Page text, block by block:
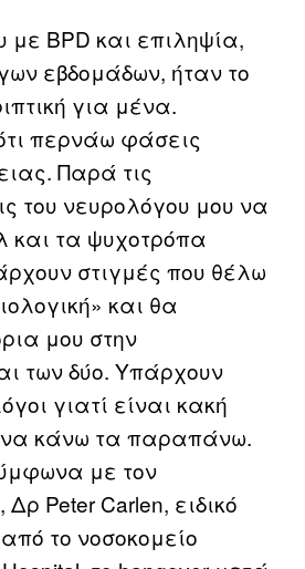
με BPD και επιληψία,
εβδομάδων, ήταν το
για μένα.
περνάω φάσεις
Παρά τις
του νευρολόγου μου να
και τα ψυχοτρόπα
στιγμές που θέλω
και θα
μου στην
των δύο. Υπάρχουν
γιατί είναι κακή
να κάνω τα παραπάνω.
με τον
Peter Carlen, ειδικό
το νοσοκομείο